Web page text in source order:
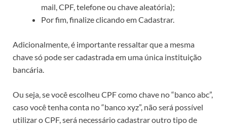
mail, CPF, telefone ou chave aleatória);
Por fim, finalize clicando em Cadastrar.
Adicionalmente, é importante ressaltar que a mesma
chave só pode ser cadastrada em uma única instituição
bancária.
Ou seja, se você escolheu CPF como chave no “banco abc”,
caso você tenha conta no “banco xyz”, não será possível
utilizar o CPF, será necessário cadastrar outro tipo de